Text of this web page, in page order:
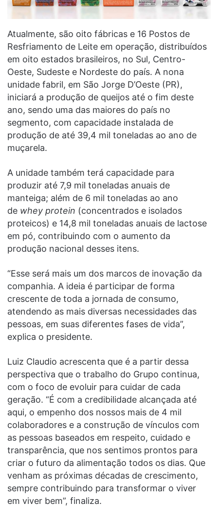
Atualmente, são oito fábricas e 16 Postos de
Resfriamento de Leite em operação, distribuídos
em oito estados brasileiros, no Sul, Centro-
Oeste, Sudeste e Nordeste do país. A nona
unidade fabril, em São Jorge D’Oeste (PR),
iniciará a produção de queijos até o fim deste
ano, sendo uma das maiores do país no
segmento, com capacidade instalada de
produção de até 39,4 mil toneladas ao ano de
muçarela.
A unidade também terá capacidade para
produzir até 7,9 mil toneladas anuais de
manteiga; além de 6 mil toneladas ao ano
de whey protein (concentrados e isolados
proteicos) e 14,8 mil toneladas anuais de lactose
em pó, contribuindo com o aumento da
produção nacional desses itens.
“Esse será mais um dos marcos de inovação da
companhia. A ideia é participar de forma
crescente de toda a jornada de consumo,
atendendo as mais diversas necessidades das
pessoas, em suas diferentes fases de vida”,
explica o presidente.
Luiz Claudio acrescenta que é a partir dessa
perspectiva que o trabalho do Grupo continua,
com o foco de evoluir para cuidar de cada
geração. “É com a credibilidade alcançada até
aqui, o empenho dos nossos mais de 4 mil
colaboradores e a construção de vínculos com
as pessoas baseados em respeito, cuidado e
transparência, que nos sentimos prontos para
criar o futuro da alimentação todos os dias. Que
venham as próximas décadas de crescimento,
sempre contribuindo para transformar o viver
em viver bem”, finaliza.